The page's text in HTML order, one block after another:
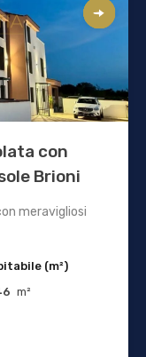
con
Brioni
meravigliosi
(m²)
m²